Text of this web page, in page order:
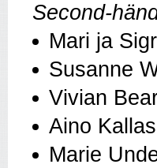
Mari ja
Susanne
Vivian
Aino
Marie